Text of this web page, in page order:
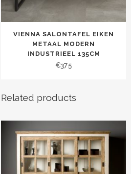
VIENNA SALONTAFEL EIKEN
METAAL MODERN
INDUSTRIEEL 135CM
€375
Related products